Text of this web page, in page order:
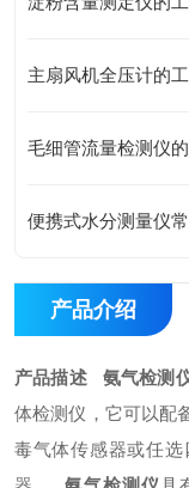
毛细管流量检测仪
便携式水分测量仪
产品介绍
产品描述 氨气检测
体检测仪，它可以配
毒气体传感器或任